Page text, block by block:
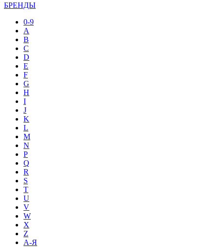
БРЕНДЫ
0-9
A
B
C
D
E
F
G
H
I
J
K
L
M
N
P
Q
R
S
T
U
V
W
X
Z
А-Я